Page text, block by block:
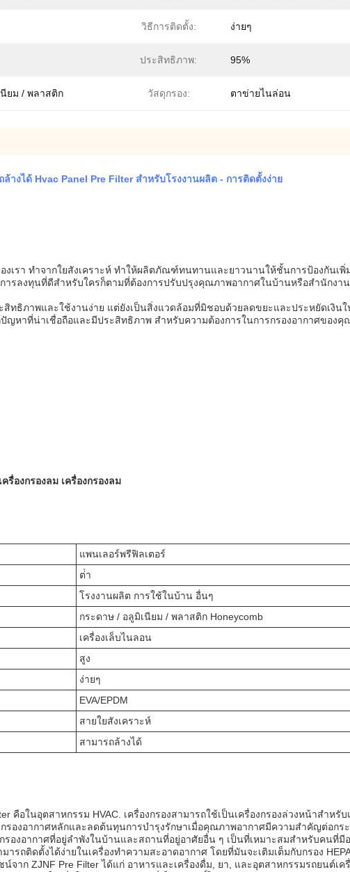
วิธีการติดตั้ง: ง่ายๆ
ประสิทธิภาพ: 95%
ยม / พลาสติก วัสดุกรอง: ตาข่ายไนล่อน
างได้ Hvac Panel Pre Filter สําหรับโรงงานผลิต - การติดตั้งง่าย
งเรา ทําจากใยสังเคราะห์ ทําให้ผลิตภัณฑ์ทนทานและยาวนานให้ชั้นการป้องกันเ
ารลงทุนที่ดีสําหรับใครก็ตามที่ต้องการปรับปรุงคุณภาพอากาศในบ้านหรือสํานักงา
สิทธิภาพและใช้งานง่าย แต่ยังเป็นสิ่งแวดล้อมที่มิชอบด้วยลดขยะและประหยัดเงินใ
ปัญหาที่น่าเชื่อถือและมีประสิทธิภาพ สําหรับความต้องการในการกรองอากาศของคุ
รื่องกรองลม เครื่องกรองลม
แพนเลอร์พรีฟิลเตอร์
ต่ํา
โรงงานผลิต การใช้ในบ้าน อื่นๆ
กระดาษ / อลูมิเนียม / พลาสติก Honeycomb
เครื่องเล็บไนลอน
สูง
ง่ายๆ
EVA/EPDM
สายใยสังเคราะห์
สามารถล้างได้
คือในอุตสาหกรรม HVAC. เครื่องกรองสามารถใช้เป็นเครื่องกรองล่วงหน้าสําหรั
รองอากาศหลักและลดต้นทุนการบํารุงรักษาเมื่อคุณภาพอากาศมีความสําคัญต่อกระ
รองอากาศที่อยู่ลําพังในบ้านและสถานที่อยู่อาศัยอื่น ๆ เป็นที่เหมาะสมสําหรับคนที่
รถติดตั้งได้ง่ายในเครื่องทําความสะอาดอากาศ โดยที่มันจะเติมเต็มกับกรอง
จาก ZJNF Pre Filter ได้แก่ อาหารและเครื่องดื่ม, ยา, และอุตสาหกรรมรถยนต์เ